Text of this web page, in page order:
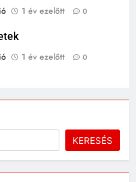
1 év ezelőtt 0
1 év ezelőtt 0
KERESÉS
ültetése: így
helyet a látványos